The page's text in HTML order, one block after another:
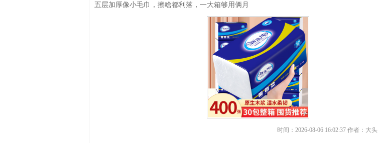
五层加厚像小毛巾，擦啥都利落，一大箱够用俩月
时间：2026-08-06 16:02:37 作者：大头